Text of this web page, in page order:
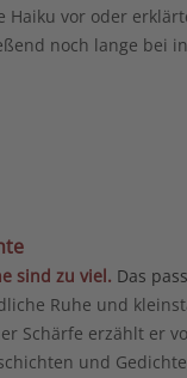
vor oder
noch lange bei
sind zu viel. Das
Ruhe und
Schärfe erzählt er
und